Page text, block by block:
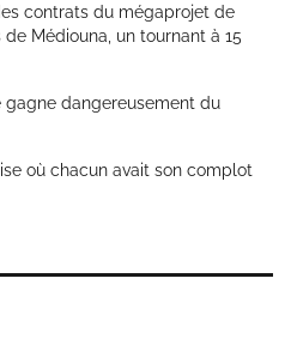
contrats du mégaprojet de
Médiouna, un tournant à 15
gagne dangereusement du
où chacun avait son complot